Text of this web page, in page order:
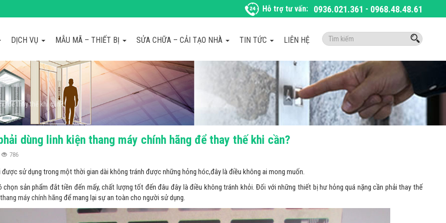
Hỗ trợ tư vấn: 0936.021.361 - 0968.48.48.61
Tìm
kiếm:
DỊCH VỤ MẪU MÃ – THIẾT BỊ SỬA CHỮA – CẢI TẠO NHÀ TIN TỨC LIÊN HỆ
để thay thế khi cần?
dùng linh kiện thang máy chính hãng để thay thế khi cần?
786
được sử dụng trong một thời gian dài không tránh được những hỏng hóc,đây là điều không ai mong muốn.
chọn sản phẩm đắt tiền đến mấy, chất lượng tốt đến đâu đây là điều không tránh khỏi. Đối với những thiết bị hư hỏng quá nặng cần phải thay thế
máy chính hãng để mang lại sự an toàn cho người sử dụng.